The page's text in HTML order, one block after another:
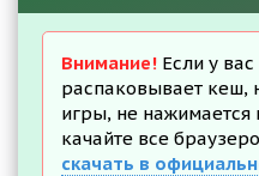
Внимание! Если у
распаковывает кеш,
игры, не нажимается
качайте все
скачать в